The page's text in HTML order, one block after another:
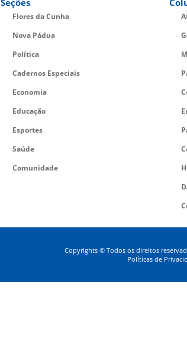
Seções
Flores da Cunha
Nova Pádua
Política
Cadernos Especiais
Economia
Educação
Esportes
Saúde
Comunidade
Copyrights © Todos os direitos
Políticas de